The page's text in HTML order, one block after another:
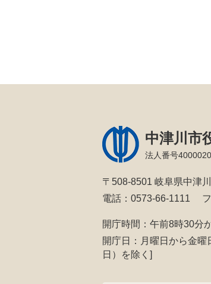
中津川市
法人番号
〒508-8501 岐阜県中津
電話：0573-66-1111
開庁時間：午前8時30分
開庁日：月曜日から金曜
日）を除く]